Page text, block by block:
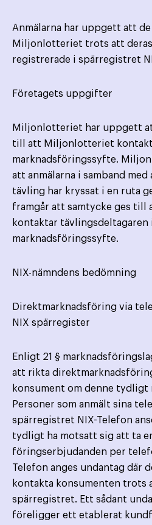
Anmälarna har uppgett att
Miljonlotteriet trots att
registrerade i spärregistret
Företagets uppgifter
Miljonlotteriet har uppgett
till att Miljonlotteriet
marknadsföringssyfte.
att anmälarna i samband
tävling har kryssat i en ruta
framgår att samtycke ges
kontaktar tävlingsdeltagaren
marknadsföringssyfte.
NIX-nämndens bedömning
Direktmarknadsföring via
NIX spärregister
Enligt 21 §
att rikta
konsument om denne
Personer som anmält sina
spärregistret NIX-Telefon
tydligt ha motsatt sig att ta
föringserbjudanden per
Telefon anges undantag där
kontakta konsumenten trots
spärregistret. Ett sådant
föreligger ett etablerat